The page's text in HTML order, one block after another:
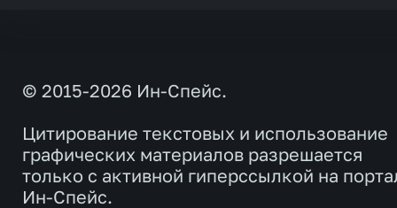
© 2015-2026 Ин-Спейс.
Цитирование текстовых и использование
графических материалов разрешается
только с активной гиперссылкой на
Ин-Спейс.